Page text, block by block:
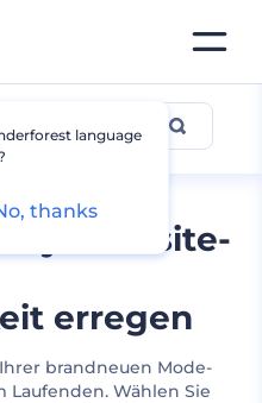
Website-
erregen
brandneuen Mode-
Laufenden. Wählen Sie
language
thanks